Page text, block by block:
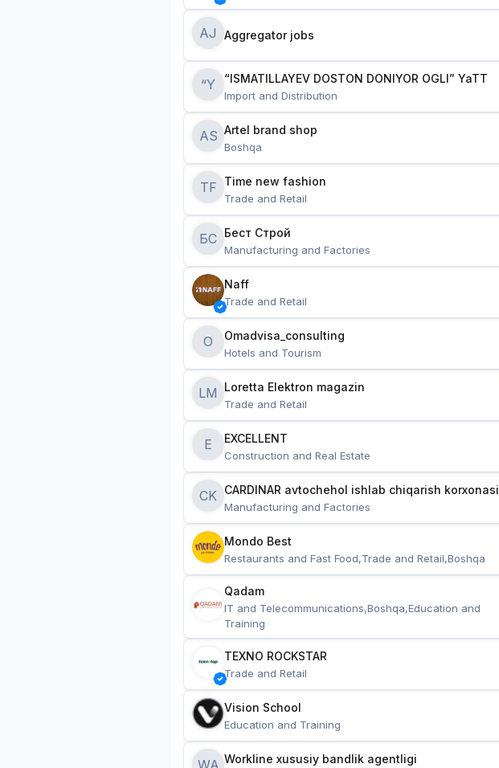
AJ Aggregator jobs
“Y “ISMATILLAYEV DOSTON DONIYOR OGLI” YaTT
Import and Distribution
AS Artel brand shop
Boshqa
TF Time new fashion
Trade and Retail
БС Бест Строй
Manufacturing and Factories
Naff
Trade and Retail
O Omadvisa_consulting
Hotels and Tourism
LM Loretta Elektron magazin
Trade and Retail
E EXCELLENT
Construction and Real Estate
CK CARDINAR avtochehol ishlab chiqarish korxonasi
Manufacturing and Factories
Mondo Best
Restaurants and Fast Food,Trade and Retail,Boshqa
Qadam
IT and Telecommunications,Boshqa,Education and
Training
TEXNO ROCKSTAR
Trade and Retail
Vision School
Education and Training
WA Workline xususiy bandlik agentligi